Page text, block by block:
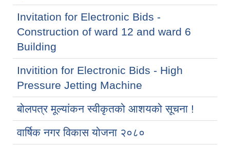
Invitation for Electronic Bids -
Construction of ward 12 and ward 6
Building
Invitition for Electronic Bids - High
Pressure Jetting Machine
बोलपत्र मूल्यांकन स्वीकृतको आशयको सूचना !
वार्षिक नगर विकास योजना २०८०